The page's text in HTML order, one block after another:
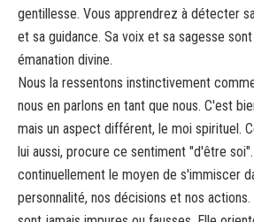
gentillesse. Vous apprendrez à détecter
et sa guidance. Sa voix et sa sagesse
émanation divine.
Nous la ressentons instinctivement
nous en parlons en tant que nous. C'est
mais un aspect différent, le moi spirituel.
lui aussi, procure ce sentiment "d'être
continuellement le moyen de s'immiscer
personnalité, nos décisions et nos